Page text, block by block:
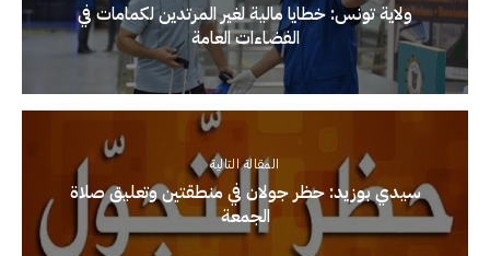
ولاية تونس: خطايا مالية لغير المرتدين لكمامات في
الفضاءات العامة
المقالة التالية
سيدي بوزيد: حظر جولان في منطقتين وتعليق صلاة
الجمعة